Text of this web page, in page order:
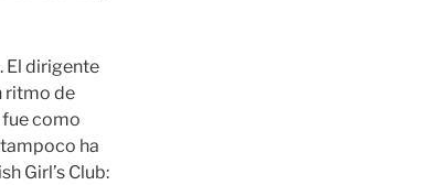
El dirigente
ritmo de
como
ha
Girl’s Club: